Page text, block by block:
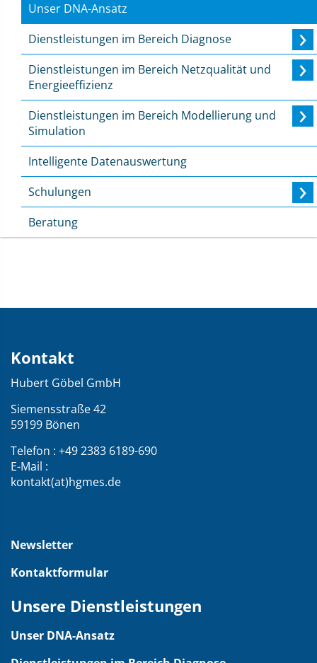
Unser DNA-Ansatz
Dienstleistungen im Bereich Diagnose
Dienstleistungen im Bereich Netzqualität und
Energieeffizienz
Dienstleistungen im Bereich Modellierung und
Simulation
Intelligente Datenauswertung
Schulungen
Beratung
Kontakt
und
Übersicht
über
die
Webseite
Kontakt
Hubert Göbel GmbH
Siemensstraße 42
59199 Bönen
Telefon : +49 2383 6189-690
E-Mail :
kontakt(at)hgmes.de
Newsletter
Kontaktformular
Unsere Dienstleistungen
Unser DNA-Ansatz